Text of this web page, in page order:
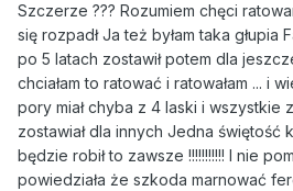
Szczerze ??? Rozumiem chęci
się rozpadł Ja też byłam taka głupia
po 5 latach zostawił potem dla
chciałam to ratować i ratowałam ... i
pory miał chyba z 4 laski i wszystkie
zostawiał dla innych Jedna świętość
będzie robił to zawsze !!!!!!!!!!! I nie
powiedziała że szkoda marnować